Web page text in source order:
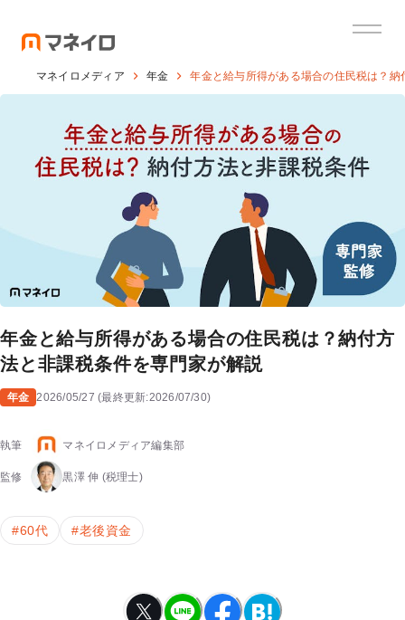
マネイロメディア 年金 年金と給与所得がある場合の住民税は？
年金と給与所得がある場合の住民税は？納付方
法と非課税条件を専門家が解説
年金 2026/05/27 (最終更新:2026/07/30)
執筆 マネイロメディア編集部
監修 黒澤 伸 (税理士)
#60代 #老後資金